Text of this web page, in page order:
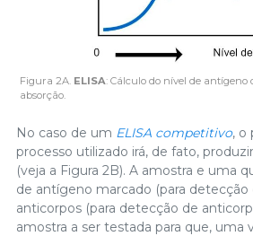
Figura 2A. ELISA: Cálculo do nível de
absorção.
No caso de um ELISA competitivo, o
processo utilizado irá, de fato,
(veja a Figura 2B). A amostra e uma
de antígeno marcado (para
anticorpos (para detecção de
amostra a ser testada para que, uma